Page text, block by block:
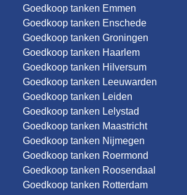
Goedkoop tanken Emmen
Goedkoop tanken Enschede
Goedkoop tanken Groningen
Goedkoop tanken Haarlem
Goedkoop tanken Hilversum
Goedkoop tanken Leeuwarden
Goedkoop tanken Leiden
Goedkoop tanken Lelystad
Goedkoop tanken Maastricht
Goedkoop tanken Nijmegen
Goedkoop tanken Roermond
Goedkoop tanken Roosendaal
Goedkoop tanken Rotterdam